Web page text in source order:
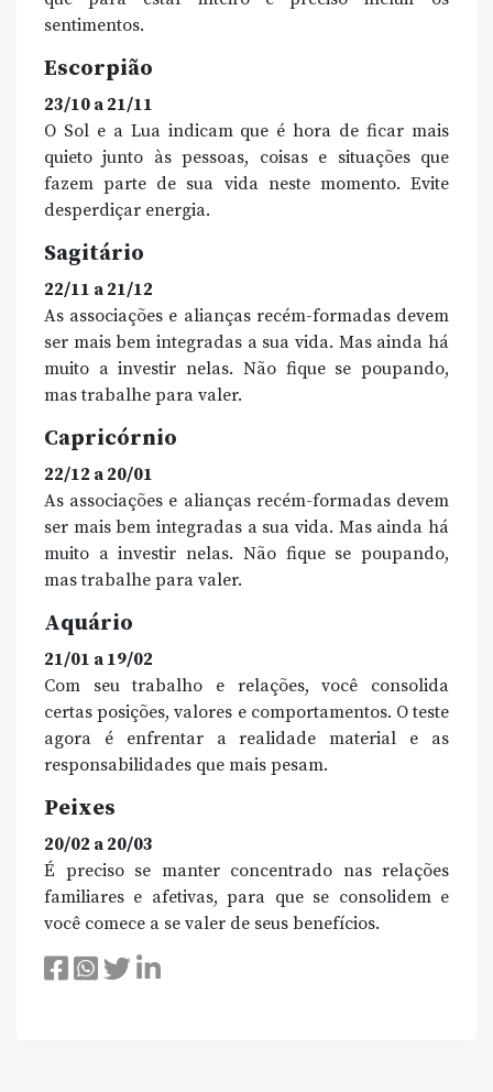
sentimentos.
Escorpião
23/10 a 21/11
O Sol e a Lua indicam que é hora de ficar mais
quieto junto às pessoas, coisas e situações que
fazem parte de sua vida neste momento. Evite
desperdiçar energia.
Sagitário
22/11 a 21/12
As associações e alianças recém-formadas devem
ser mais bem integradas a sua vida. Mas ainda há
muito a investir nelas. Não fique se poupando,
mas trabalhe para valer.
Capricórnio
22/12 a 20/01
As associações e alianças recém-formadas devem
ser mais bem integradas a sua vida. Mas ainda há
muito a investir nelas. Não fique se poupando,
mas trabalhe para valer.
Aquário
21/01 a 19/02
Com seu trabalho e relações, você consolida
certas posições, valores e comportamentos. O teste
agora é enfrentar a realidade material e as
responsabilidades que mais pesam.
Peixes
20/02 a 20/03
É preciso se manter concentrado nas relações
familiares e afetivas, para que se consolidem e
você comece a se valer de seus benefícios.